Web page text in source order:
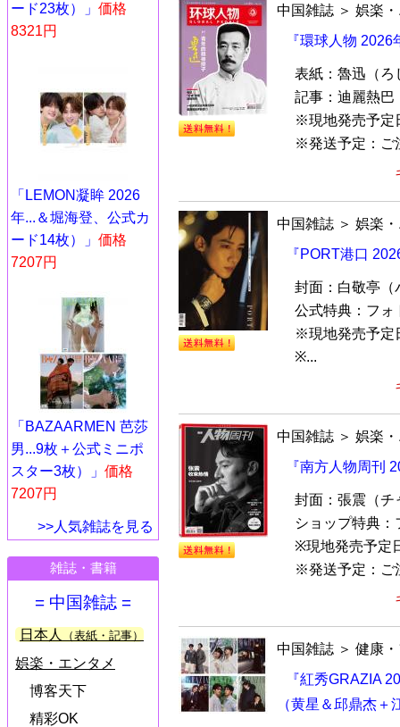
ード23枚）」 価格
8321円
「LEMON凝眸 2026
年...＆堀海登、公式カ
ード14枚）」 価格
7207円
「BAZAARMEN 芭莎
男...9枚＋公式ミニポ
スター3枚）」 価格
7207円
>>人気雑誌を見る
雑誌・書籍
= 中国雑誌 =
日本人 （表紙・記事）
娯楽・エンタメ
博客天下
精彩OK
中国雑誌 ＞ 娯楽
『環球人物
表紙：魯迅（ろ
記事：迪麗熱巴
※現地発売予定
※発送予定：ご
中国雑誌 ＞ 娯楽
『PORT港口
封面：白敬亭（
公式特典：フォ
※現地発売予定
※...
中国雑誌 ＞ 娯楽
『南方人物周刊
封面：張震（チ
ショップ特典：
※現地発売予定
※発送予定：ご
中国雑誌 ＞ 健康
『紅秀GRAZIA
（黄星＆邱鼎杰